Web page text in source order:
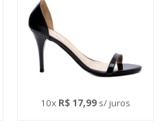
10x R$ 17,99s/ juros